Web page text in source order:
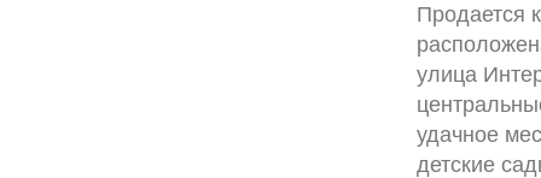
Продается
улица
удачное
детские